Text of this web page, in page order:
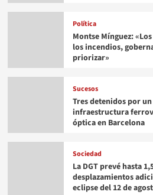
Política
Montse Mínguez:
los incendios,
priorizar»
Sucesos
Tres detenidos por
infraestructura
óptica en Barcelona
Sociedad
La DGT prevé hasta
desplazamientos
eclipse del 12 de